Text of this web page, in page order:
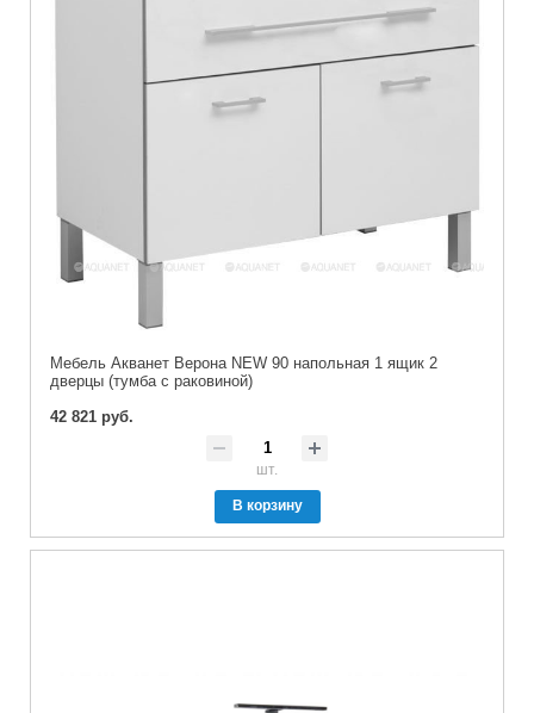
Мебель Акванет Верона NEW 90 напольная 1 ящик 2
дверцы (тумба с раковиной)
42 821 руб.
шт.
В корзину